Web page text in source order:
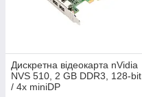
Дискретна відеокарта nVidia
NVS 510, 2 GB DDR3, 128-bit
/ 4x miniDP